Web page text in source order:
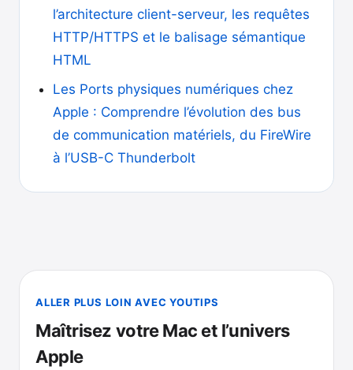
l’architecture client-serveur, les requêtes
HTTP/HTTPS et le balisage sémantique
HTML
Les Ports physiques numériques chez
Apple : Comprendre l’évolution des bus
de communication matériels, du FireWire
à l’USB-C Thunderbolt
ALLER PLUS LOIN AVEC YOUTIPS
Maîtrisez votre Mac et l’univers
Apple